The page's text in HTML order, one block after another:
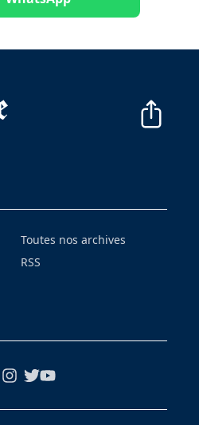
Toutes nos archives
RSS